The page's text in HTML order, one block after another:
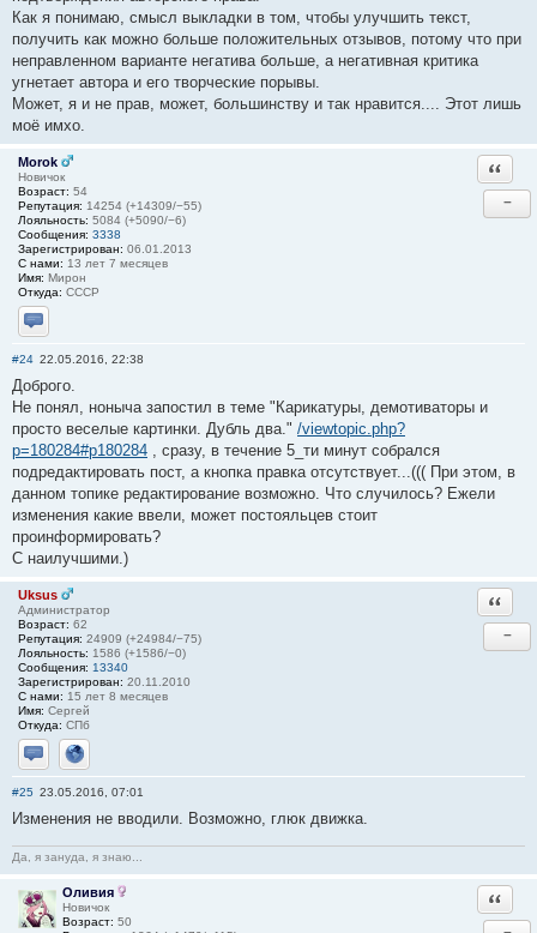
Как я понимаю, смысл выкладки в том, чтобы улучшить текст,
получить как можно больше положительных отзывов, потому что при
неправленном варианте негатива больше, а негативная критика
угнетает автора и его творческие порывы.
Может, я и не прав, может, большинству и так нравится.... Этот лишь
моё имхо.
Morok
Новичок
Возраст: 54
Репутация: 14254 (+14309/−55)
Лояльность: 5084 (+5090/−6)
Сообщения: 3338
Зарегистрирован: 06.01.2013
С нами: 13 лет 7 месяцев
Имя: Мирон
Откуда: СССР
Отправить личное сообщение
−
#24 22.05.2016, 22:38
Доброго.
Не понял, ноныча запостил в теме "Карикатуры, демотиваторы и
просто веселые картинки. Дубль два." /viewtopic.php?
p=180284#p180284 , сразу, в течение 5_ти минут собрался
подредактировать пост, а кнопка правка отсутствует...((( При этом, в
данном топике редактирование возможно. Что случилось? Ежели
изменения какие ввели, может постояльцев стоит
проинформировать?
С наилучшими.)
Uksus
Администратор
Возраст: 62
Репутация: 24909 (+24984/−75)
Лояльность: 1586 (+1586/−0)
Сообщения: 13340
Зарегистрирован: 20.11.2010
С нами: 15 лет 8 месяцев
Имя: Сергей
Откуда: СПб
Отправить личное сообщение
Сайт
−
#25 23.05.2016, 07:01
Изменения не вводили. Возможно, глюк движка.
Да, я зануда, я знаю...
Оливия
Новичок
Возраст: 50